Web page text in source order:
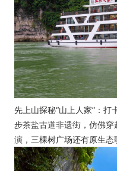
先上山探秘“山上人家”：
步茶盐古道非遗街，仿佛
演，三棵树广场还有原生态